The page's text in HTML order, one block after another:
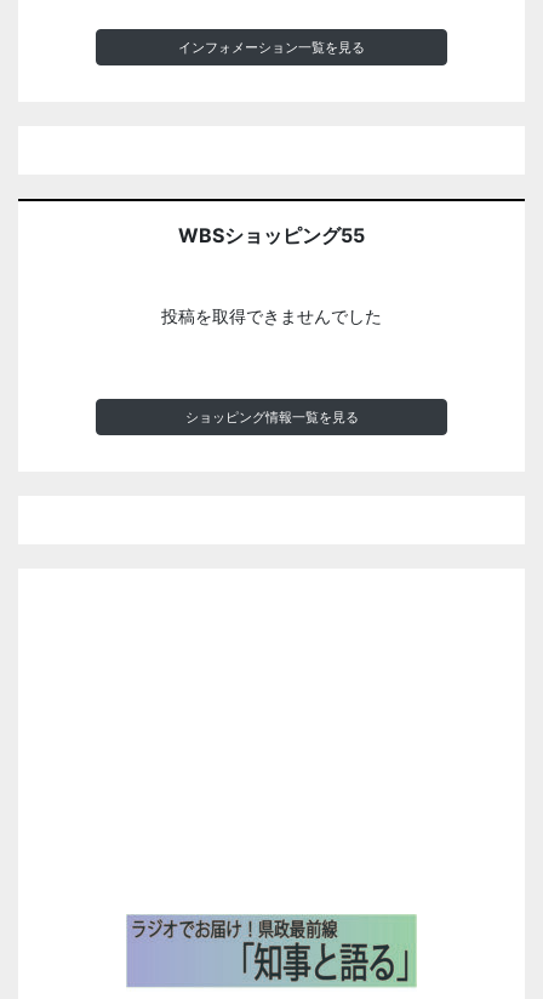
インフォメーション一覧を見る
WBSショッピング55
投稿を取得できませんでした
ショッピング情報一覧を見る